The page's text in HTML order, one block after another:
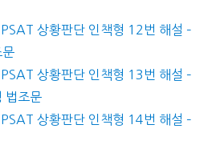
상황판단 인책형 12번 해설 –
문
상황판단 인책형 13번 해설 –
법조문
상황판단 인책형 14번 해설 –